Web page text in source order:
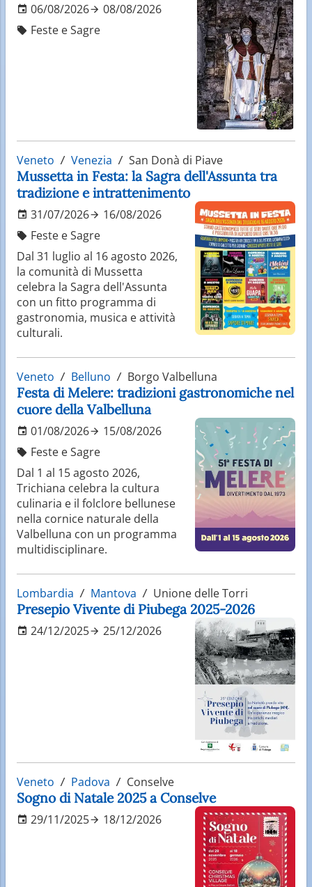
06/08/2026
08/08/2026
Feste e Sagre
Veneto Venezia San Donà di Piave
Mussetta in Festa: la Sagra dell'Assunta tra
tradizione e intrattenimento
31/07/2026
16/08/2026
Feste e Sagre
Dal 31 luglio al 16 agosto 2026,
la comunità di Mussetta
celebra la Sagra dell'Assunta
con un fitto programma di
gastronomia, musica e attività
culturali.
Veneto Belluno Borgo Valbelluna
Festa di Melere: tradizioni gastronomiche nel
cuore della Valbelluna
01/08/2026
15/08/2026
Feste e Sagre
Dal 1 al 15 agosto 2026,
Trichiana celebra la cultura
culinaria e il folclore bellunese
nella cornice naturale della
Valbelluna con un programma
multidisciplinare.
Lombardia Mantova Unione delle Torri
Presepio Vivente di Piubega 2025-2026
24/12/2025 25/12/2026
Veneto Padova Conselve
Sogno di Natale 2025 a Conselve
29/11/2025 18/12/2026